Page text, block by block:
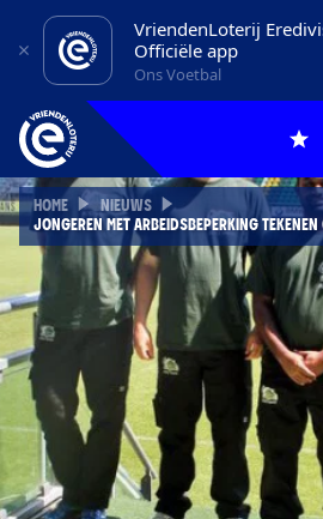
VriendenLoterij
Officiële app
Ons Voetbal
HOME
NIEUWS
JONGEREN MET ARBEIDSBEPERKING